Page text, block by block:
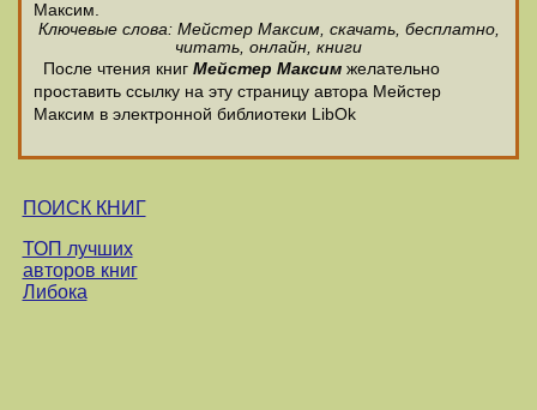
Максим.
Ключевые слова: Мейстер Максим, скачать, бесплатно,
читать, онлайн, книги
После чтения книг Мейстер Максим желательно
проставить ссылку на эту страницу автора Мейстер
Максим в электронной библиотеки LibOk
ПОИСК КНИГ
ТОП лучших
авторов книг
Либока